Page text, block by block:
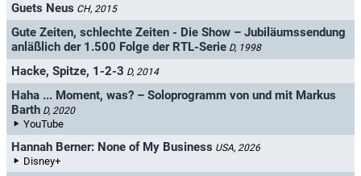
Guets Neus CH, 2015
Gute Zeiten, schlechte Zeiten - Die Show – Jubiläumssendung
anläßlich der 1.500 Folge der RTL-Serie D, 1998
Hacke, Spitze, 1-2-3 D, 2014
Haha ... Moment, was? – Soloprogramm von und mit Markus
Barth D, 2020
YouTube
Hannah Berner: None of My Business USA, 2026
Disney+